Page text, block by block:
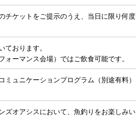
チケットをご提示のうえ、当日に限り何度
おります。
ーマンス会場）ではご飲食可能です。
ュニケーションプログラム（別途有料）
ズオアシスにおいて、魚釣りをお楽しみい